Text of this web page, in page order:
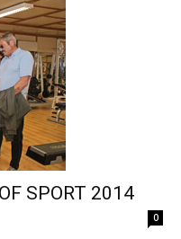
SPORT 2014
0